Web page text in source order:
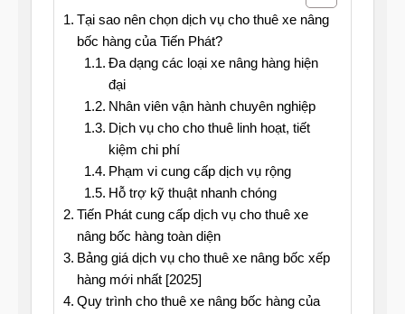
Tại sao nên chọn dịch vụ cho thuê xe nâng
bốc hàng của Tiến Phát?
Đa dạng các loại xe nâng hàng hiện
đại
Nhân viên vận hành chuyên nghiệp
Dịch vụ cho cho thuê linh hoạt, tiết
kiệm chi phí
Phạm vi cung cấp dịch vụ rộng
Hỗ trợ kỹ thuật nhanh chóng
Tiến Phát cung cấp dịch vụ cho thuê xe
nâng bốc hàng toàn diện
Bảng giá dịch vụ cho thuê xe nâng bốc xếp
hàng mới nhất [2025]
Quy trình cho thuê xe nâng bốc hàng của